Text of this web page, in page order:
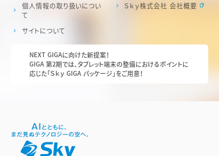
個人情報の取り扱いについ
て
サイトについて
Ｓｋｙ株式会社 会社概要
NEXT GIGAに向けた新提案！
GIGA 第2期では、タブレット端末の整備におけるポイントに
応じた「Ｓｋｙ GIGA パッケージ」をご用意！